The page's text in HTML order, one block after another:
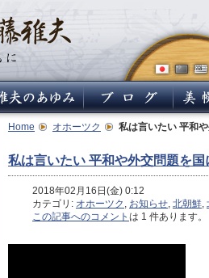
Home オホーツク 私は言いたい 平和
私は言いたい 平和や外交問題を
2018年02月16日(金) 0:12
カテゴリ: オホーツク , お知らせ, 北朝鮮,
この記事へのコメント は 1 件あります。